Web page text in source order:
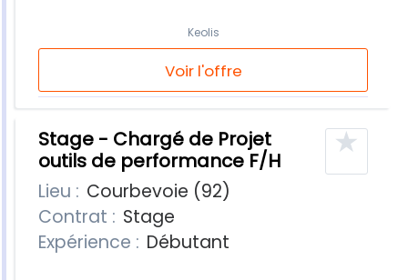
Voir l'offre
Keolis
Stage - Chargé de Projet
outils de performance F/H
★
Lieu : Courbevoie (92)
Contrat : Stage
Expérience : Débutant